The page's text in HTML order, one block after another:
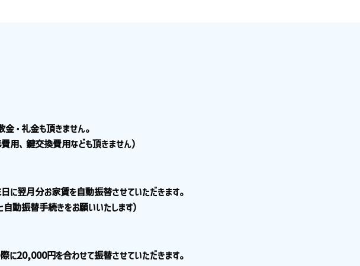
金・礼金も頂きません。
用、鍵交換費用なども頂きません）
に翌月分お家賃を自動振替させていただきます。
動振替手続きをお願いいたします）
20,000円を合わせて振替させていただきます。